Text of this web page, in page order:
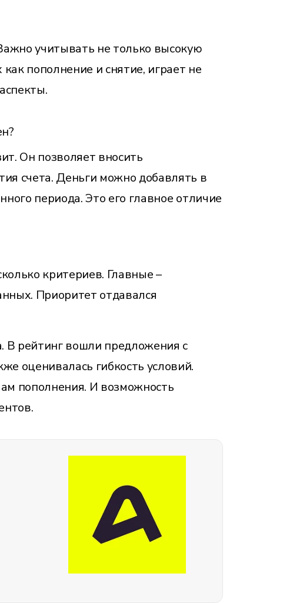
учитывать не только высокую
пополнение и снятие, играет не
Он позволяет вносить
счета. Деньги можно добавлять в
периода. Это его главное отличие
критериев. Главные –
Приоритет отдавался
рейтинг вошли предложения с
оценивалась гибкость условий.
пополнения. И возможность